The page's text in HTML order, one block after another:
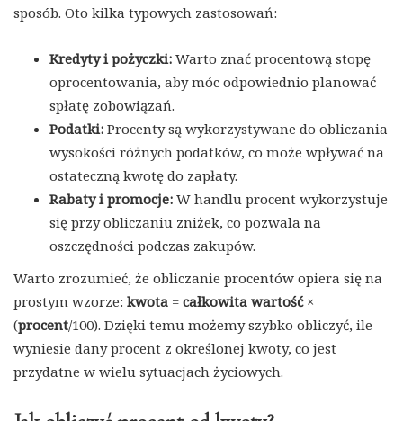
sposób. Oto kilka typowych zastosowań:
Kredyty i pożyczki: Warto znać procentową stopę
oprocentowania, aby móc odpowiednio planować
spłatę zobowiązań.
Podatki: Procenty są wykorzystywane do obliczania
wysokości różnych podatków, co może wpływać na
ostateczną kwotę do zapłaty.
Rabaty i promocje: W handlu procent wykorzystuje
się przy obliczaniu zniżek, co pozwala na
oszczędności podczas zakupów.
Warto zrozumieć, że obliczanie procentów opiera się na
prostym wzorze: kwota = całkowita wartość×
(procent/100). Dzięki temu możemy szybko obliczyć, ile
wyniesie dany procent z określonej kwoty, co jest
przydatne w wielu sytuacjach życiowych.